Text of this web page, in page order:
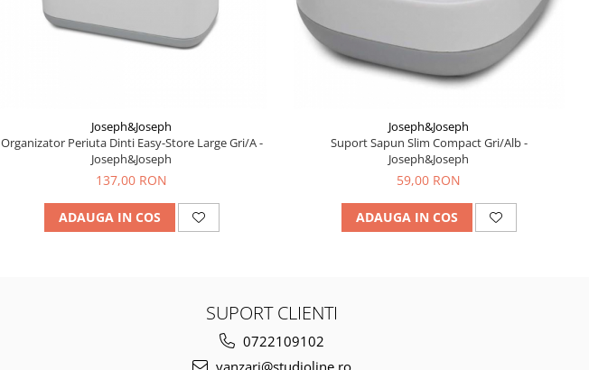
Joseph&Joseph
Organizator Periuta Dinti Easy-Store Large Gri/A -
Joseph&Joseph
137,00 RON
ADAUGA IN COS
Joseph&Joseph
Suport Sapun Slim Compact Gri/Alb -
Joseph&Joseph
59,00 RON
ADAUGA IN COS
SUPORT CLIENTI
0722109102
vanzari@studioline.ro